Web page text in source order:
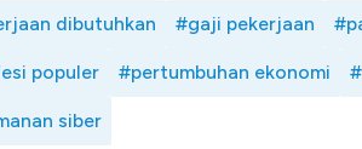
dibutuhkan #gaji pekerjaan
populer #pertumbuhan ekonomi
siber